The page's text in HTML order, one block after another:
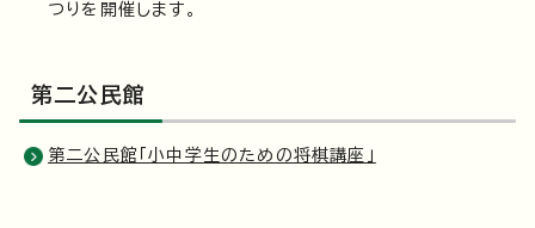
つりを開催します。
第二公民館
第二公民館「小中学生のための将棋講座」